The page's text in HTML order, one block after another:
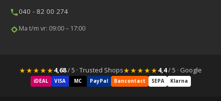
040 - 82 00 274
Ma t/m vr: 09:00 – 17:00
★★★★★4,68/ 5 · Trusted Shops★★★★★4,4/ 5 · Google
iDEAL VISA MC PayPal Bancontact SEPA Klarna